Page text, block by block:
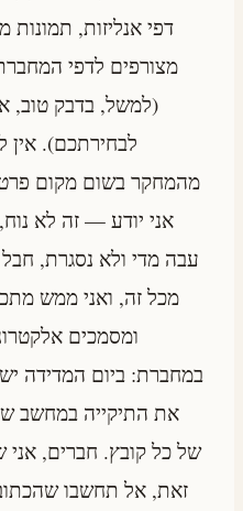
דפי אנליזות, תמונות
מצורפים לדפי
(למשל, בדבק טוב,
לבחירתכם). אין
מהמחקר בשום מקום
אני יודע — זה לא
עבה מדי ולא נסגרת, חבל
מכל זה, ואני ממש
ומסמכים
במחברת: ביום המדידה
את התיקייה במחשב
של כל קובץ. חברים, אני
זאת, אל תחשבו